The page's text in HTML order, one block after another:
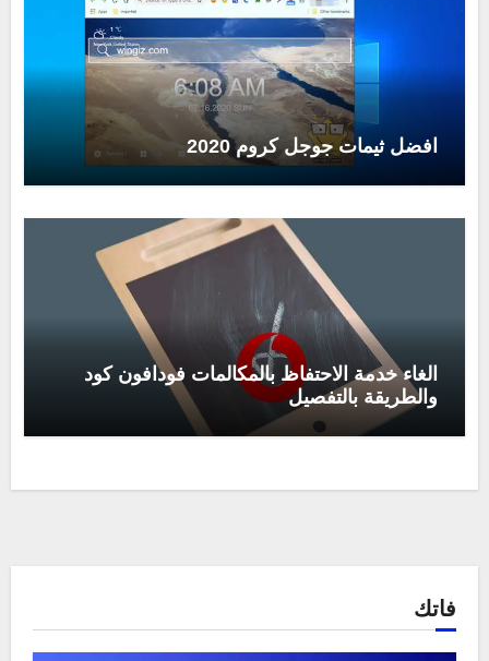
افضل ثيمات جوجل كروم 2020
الغاء خدمة الاحتفاظ بالمكالمات فودافون كود
والطريقة بالتفصيل
فاتك